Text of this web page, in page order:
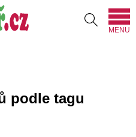
MENU
podle tagu